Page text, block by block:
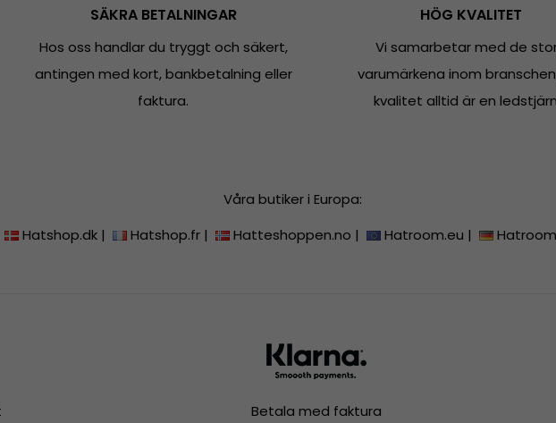
SÄKRA BETALNINGAR
Hos oss handlar du tryggt och säkert,
antingen med kort, bankbetalning eller
faktura.
HÖG KVALITET
Vi samarbetar med de
varumärkena inom
kvalitet alltid är en
Våra butiker i Europa:
Hatshop.dk | Hatshop.fr | Hatteshoppen.no | Hatroom.eu |
Betala med faktura